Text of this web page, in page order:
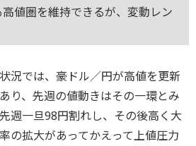
値圏を維持できるが、変動レン
況では、豪ドル／円が高値を更新
り、先週の値動きはその一環とみ
週一旦98円割れし、その後高く大
の拡大があってかえって上値圧力